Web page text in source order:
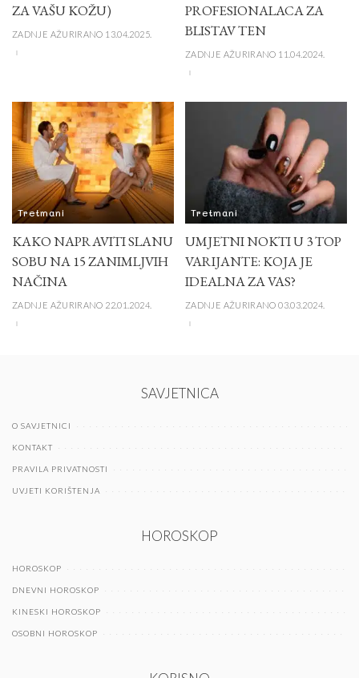
ZA VAŠU KOŽU)
ZADNJE AŽURIRANO 13.04.2025.
PROFESIONALACA ZA
BLISTAV TEN
ZADNJE AŽURIRANO 11.04.2024.
Tretmani
KAKO NAPRAVITI SLANU
SOBU NA 15 ZANIMLJVIH
NAČINA
ZADNJE AŽURIRANO 22.01.2024.
Tretmani
UMJETNI NOKTI U 3 TOP
VARIJANTE: KOJA JE
IDEALNA ZA VAS?
ZADNJE AŽURIRANO 03.03.2024.
SAVJETNICA
O SAVJETNICI
KONTAKT
PRAVILA PRIVATNOSTI
UVJETI KORIŠTENJA
HOROSKOP
HOROSKOP
DNEVNI HOROSKOP
KINESKI HOROSKOP
OSOBNI HOROSKOP